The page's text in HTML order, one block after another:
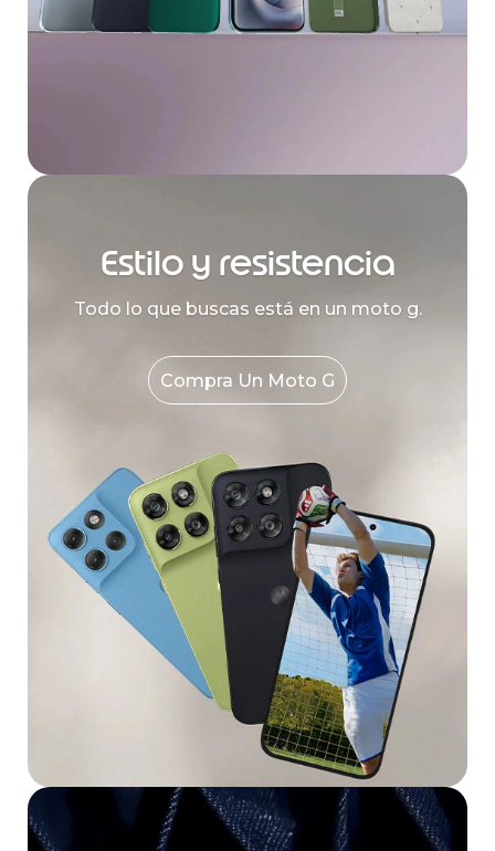
Estilo y resistencia
Todo lo que buscas está en un moto g.
Compra Un Moto G